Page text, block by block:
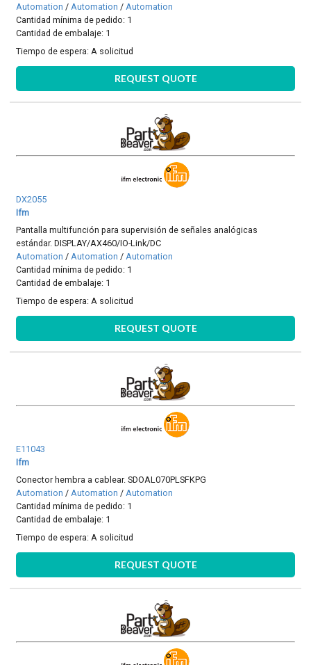
Automation /Automation /Automation
Cantidad mínima de pedido: 1
Cantidad de embalaje: 1
Tiempo de espera: A solicitud
REQUEST QUOTE
DX2055
Ifm
Pantalla multifunción para supervisión de señales analógicas
estándar. DISPLAY/AX460/IO-Link/DC
Automation /Automation /Automation
Cantidad mínima de pedido: 1
Cantidad de embalaje: 1
Tiempo de espera: A solicitud
REQUEST QUOTE
E11043
Ifm
Conector hembra a cablear. SDOAL070PLSFKPG
Automation /Automation /Automation
Cantidad mínima de pedido: 1
Cantidad de embalaje: 1
Tiempo de espera: A solicitud
REQUEST QUOTE